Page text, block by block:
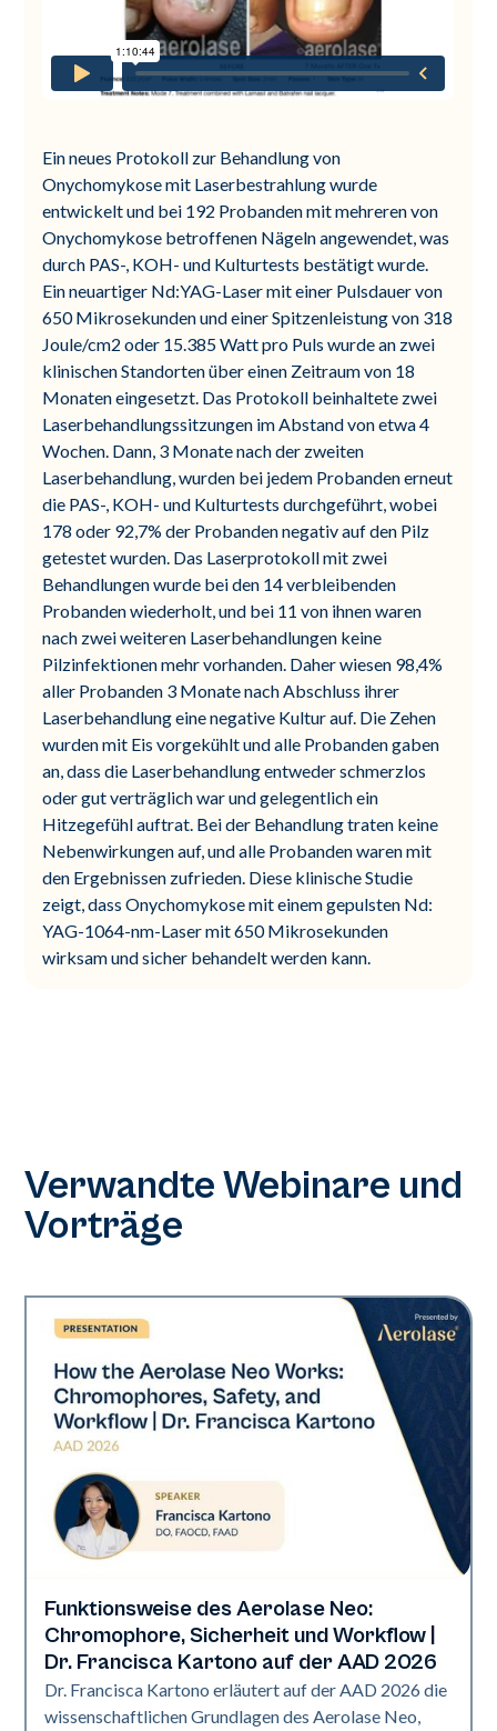
Ein neues Protokoll zur Behandlung von
Onychomykose mit Laserbestrahlung wurde
entwickelt und bei 192 Probanden mit mehreren von
Onychomykose betroffenen Nägeln angewendet, was
durch PAS-, KOH- und Kulturtests bestätigt wurde.
Ein neuartiger Nd:YAG-Laser mit einer Pulsdauer von
650 Mikrosekunden und einer Spitzenleistung von 318
Joule/cm2 oder 15.385 Watt pro Puls wurde an zwei
klinischen Standorten über einen Zeitraum von 18
Monaten eingesetzt. Das Protokoll beinhaltete zwei
Laserbehandlungssitzungen im Abstand von etwa 4
Wochen. Dann, 3 Monate nach der zweiten
Laserbehandlung, wurden bei jedem Probanden erneut
die PAS-, KOH- und Kulturtests durchgeführt, wobei
178 oder 92,7% der Probanden negativ auf den Pilz
getestet wurden. Das Laserprotokoll mit zwei
Behandlungen wurde bei den 14 verbleibenden
Probanden wiederholt, und bei 11 von ihnen waren
nach zwei weiteren Laserbehandlungen keine
Pilzinfektionen mehr vorhanden. Daher wiesen 98,4%
aller Probanden 3 Monate nach Abschluss ihrer
Laserbehandlung eine negative Kultur auf. Die Zehen
wurden mit Eis vorgekühlt und alle Probanden gaben
an, dass die Laserbehandlung entweder schmerzlos
oder gut verträglich war und gelegentlich ein
Hitzegefühl auftrat. Bei der Behandlung traten keine
Nebenwirkungen auf, und alle Probanden waren mit
den Ergebnissen zufrieden. Diese klinische Studie
zeigt, dass Onychomykose mit einem gepulsten Nd:
YAG-1064-nm-Laser mit 650 Mikrosekunden
wirksam und sicher behandelt werden kann.
Verwandte Webinare und
Vorträge
Neo Elite | Präsentationen
Funktionsweise des Aerolase Neo:
Chromophore, Sicherheit und Workflow |
Dr. Francisca Kartono auf der AAD 2026
Dr. Francisca Kartono erläutert auf der AAD 2026 die
wissenschaftlichen Grundlagen des Aerolase Neo,